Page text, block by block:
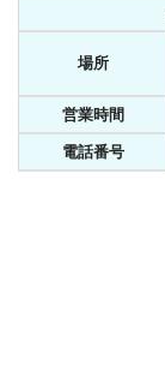
場所
営業時間
電話番号